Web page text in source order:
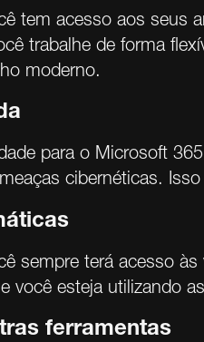
tem acesso aos seus
trabalhe de forma
moderno.
para o Microsoft
cibernéticas.
sempre terá acesso
você esteja utilizando
ferramentas